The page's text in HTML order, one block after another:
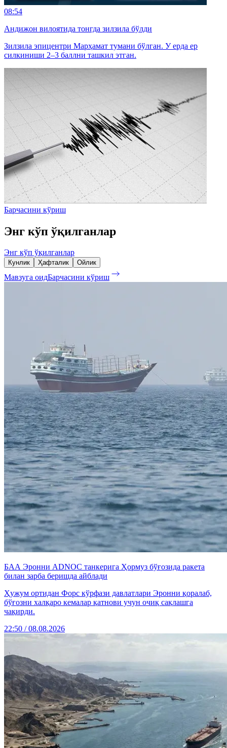
08:54
Андижон вилоятида тонгда зилзила бўлди
Зилзила эпицентри Марҳамат тумани бўлган. У ерда ер
силкиниши 2–3 баллни ташкил этган.
Барчасини кўриш
Энг кўп ўқилганлар
Энг кўп ўқилганлар
Кунлик Ҳафталик Ойлик
Мавзуга оидБарчасини кўриш
БАА Эронни ADNOC танкерига Ҳормуз бўғозида ракета
билан зарба беришда айблади
Ҳужум ортидан Форс кўрфази давлатлари Эронни қоралаб,
бўғозни халқаро кемалар қатнови учун очиқ сақлашга
чақирди.
22:50 / 08.08.2026